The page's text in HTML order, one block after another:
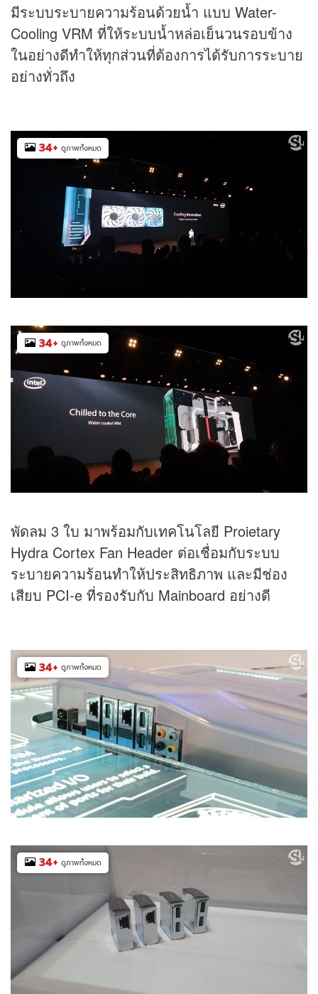
มีระบบระบายความร้อนด้วยน้ำ แบบ Water-
Cooling VRM ที่ให้ระบบน้ำหล่อเย็นวนรอบข้าง
ในอย่างดีทำให้ทุกส่วนที่ต้องการได้รับการระบาย
อย่างทั่วถึง
34+ ดูภาพทั้งหมด
34+ ดูภาพทั้งหมด
พัดลม 3 ใบ มาพร้อมกับเทคโนโลยี Proietary
Hydra Cortex Fan Header ต่อเชื่อมกับระบบ
ระบายความร้อนทำให้ประสิทธิภาพ และมีช่อง
เสียบ PCI-e ที่รองรับกับ Mainboard อย่างดี
34+ ดูภาพทั้งหมด
34+ ดูภาพทั้งหมด